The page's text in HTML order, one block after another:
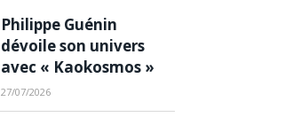
Philippe Guénin
dévoile son univers
avec « Kaokosmos »
27/07/2026